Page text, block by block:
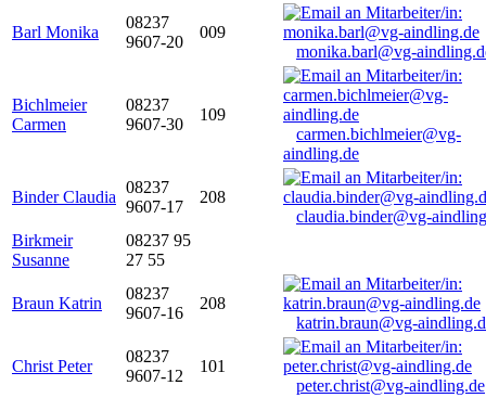
Barl Monika
08237
9607-20
009
monika.barl@vg-
Bichlmeier
Carmen
08237
9607-30
109
carmen.bichlmeier@vg-
aindling.de
Binder Claudia
08237
9607-17
208
claudia.binder@vg-
Birkmeir
Susanne
08237 95
27 55
Braun Katrin
08237
9607-16
208
katrin.braun@vg-
Christ Peter
08237
9607-12
101
peter.christ@vg-aindling.de